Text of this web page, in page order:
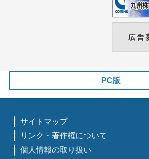
PC版
サイトマップ
リンク・著作権について
個人情報の取り扱い